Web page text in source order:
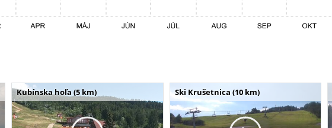
Kubínska hoľa (5 km) Ski Krušetnica (10 km)